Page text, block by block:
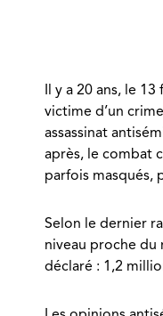
Il y a 20 ans, le
victime d’un
assassinat
après, le combat
parfois masqués,
Selon le dernier
niveau proche du
déclaré : 1,2